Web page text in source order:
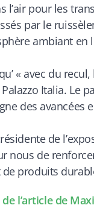
l’air pour les
par le
ambiant
« avec du
Italia. Le
des avancées
de
nous de
produits
l’article de